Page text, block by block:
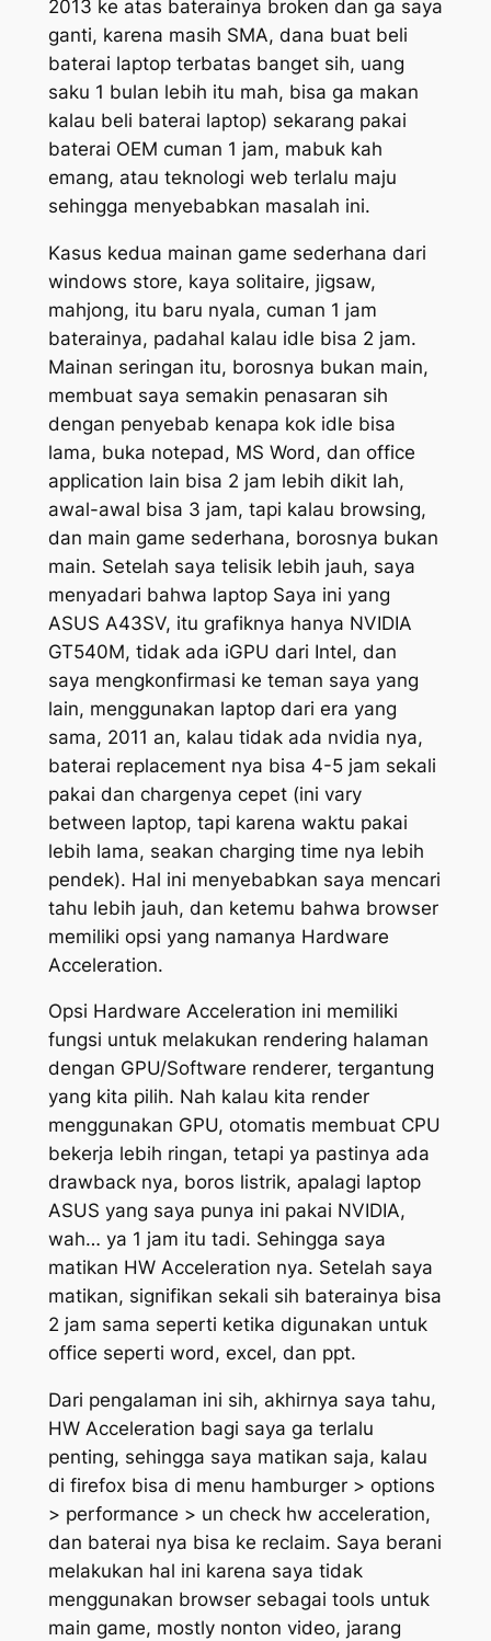
2013 ke atas baterainya broken dan ga saya
ganti, karena masih SMA, dana buat beli
baterai laptop terbatas banget sih, uang
saku 1 bulan lebih itu mah, bisa ga makan
kalau beli baterai laptop) sekarang pakai
baterai OEM cuman 1 jam, mabuk kah
emang, atau teknologi web terlalu maju
sehingga menyebabkan masalah ini.
Kasus kedua mainan game sederhana dari
windows store, kaya solitaire, jigsaw,
mahjong, itu baru nyala, cuman 1 jam
baterainya, padahal kalau idle bisa 2 jam.
Mainan seringan itu, borosnya bukan main,
membuat saya semakin penasaran sih
dengan penyebab kenapa kok idle bisa
lama, buka notepad, MS Word, dan office
application lain bisa 2 jam lebih dikit lah,
awal-awal bisa 3 jam, tapi kalau browsing,
dan main game sederhana, borosnya bukan
main. Setelah saya telisik lebih jauh, saya
menyadari bahwa laptop Saya ini yang
ASUS A43SV, itu grafiknya hanya NVIDIA
GT540M, tidak ada iGPU dari Intel, dan
saya mengkonfirmasi ke teman saya yang
lain, menggunakan laptop dari era yang
sama, 2011 an, kalau tidak ada nvidia nya,
baterai replacement nya bisa 4-5 jam sekali
pakai dan chargenya cepet (ini vary
between laptop, tapi karena waktu pakai
lebih lama, seakan charging time nya lebih
pendek). Hal ini menyebabkan saya mencari
tahu lebih jauh, dan ketemu bahwa browser
memiliki opsi yang namanya Hardware
Acceleration.
Opsi Hardware Acceleration ini memiliki
fungsi untuk melakukan rendering halaman
dengan GPU/Software renderer, tergantung
yang kita pilih. Nah kalau kita render
menggunakan GPU, otomatis membuat CPU
bekerja lebih ringan, tetapi ya pastinya ada
drawback nya, boros listrik, apalagi laptop
ASUS yang saya punya ini pakai NVIDIA,
wah… ya 1 jam itu tadi. Sehingga saya
matikan HW Acceleration nya. Setelah saya
matikan, signifikan sekali sih baterainya bisa
2 jam sama seperti ketika digunakan untuk
office seperti word, excel, dan ppt.
Dari pengalaman ini sih, akhirnya saya tahu,
HW Acceleration bagi saya ga terlalu
penting, sehingga saya matikan saja, kalau
di firefox bisa di menu hamburger > options
> performance > un check hw acceleration,
dan baterai nya bisa ke reclaim. Saya berani
melakukan hal ini karena saya tidak
menggunakan browser sebagai tools untuk
main game, mostly nonton video, jarang